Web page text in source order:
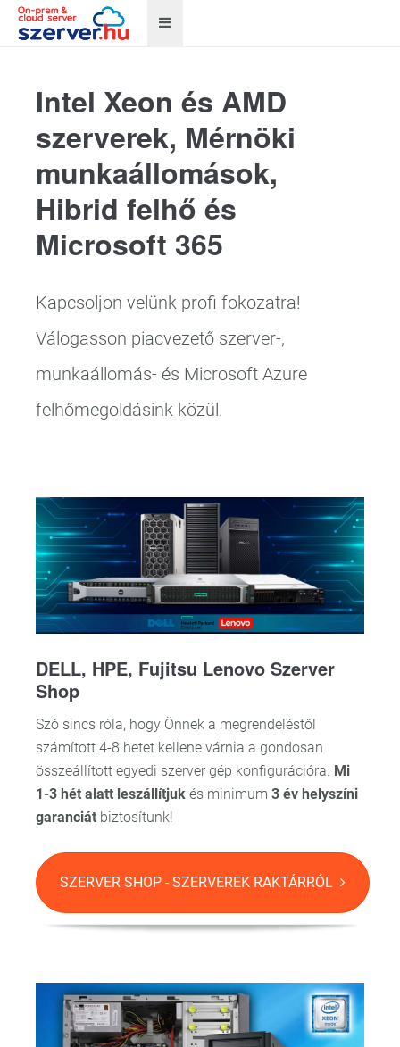
Intel Xeon és AMD
szerverek, Mérnöki
munkaállomások,
Hibrid felhő és
Microsoft 365
Kapcsoljon velünk profi fokozatra!
Válogasson piacvezető szerver-,
munkaállomás- és Microsoft Azure
felhőmegoldásink közül.
DELL, HPE, Fujitsu Lenovo Szerver
Shop
Szó sincs róla, hogy Önnek a megrendeléstől
számított 4-8 hetet kellene várnia a gondosan
összeállított egyedi szerver gép konfigurációra. Mi
1-3 hét alatt leszállítjuk és minimum 3 év helyszíni
garanciát biztosítunk!
SZERVER SHOP - SZERVEREK RAKTÁRRÓL